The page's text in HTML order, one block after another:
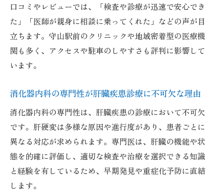
口コミやレビューでは、「検査や診療が迅速で安心でき
た」「医師が親身に相談に乗ってくれた」などの声が目
立ちます。守山駅前のクリニックや地域密着型の医療機
関も多く、アクセスや駐車のしやすさも評判に影響して
います。
消化器内科の専門性が肝臓疾患診療に不可欠な理由
消化器内科の専門性は、肝臓疾患の診療において不可欠
です。肝硬変は多様な原因や進行度があり、患者ごとに
異なる対応が求められます。専門医は、肝臓の機能や状
態を的確に評価し、適切な検査や治療を選択できる知識
と経験を有しているため、早期発見や重症化予防に直結
します。